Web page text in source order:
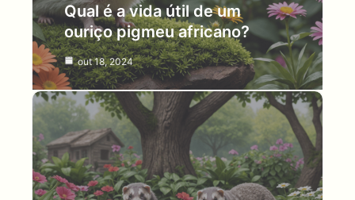
Qual é a vida útil de um
ouriço pigmeu africano?
out 18, 2024